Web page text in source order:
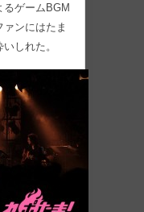
ゲームBGM
ンにはたま
しれた。